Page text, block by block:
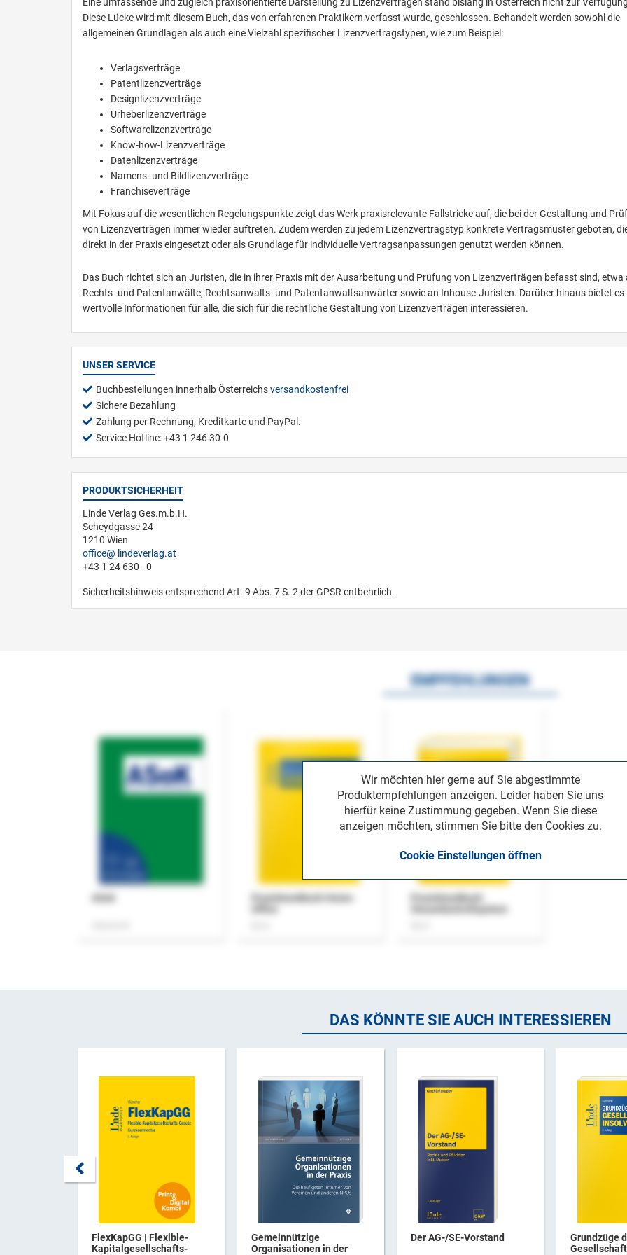
Diese Lücke wird mit diesem Buch, das von erfahrenen Praktikern verfasst wurde, geschlossen. Behandelt werden sowohl die
allgemeinen Grundlagen als auch eine Vielzahl spezifischer Lizenzvertragstypen, wie zum Beispiel:
Verlagsverträge
Patentlizenzverträge
Designlizenzverträge
Urheberlizenzverträge
Softwarelizenzverträge
Know-how-Lizenzverträge
Datenlizenzverträge
Namens- und Bildlizenzverträge
Franchiseverträge
Mit Fokus auf die wesentlichen Regelungspunkte zeigt das Werk praxisrelevante Fallstricke auf, die bei der Gestaltung und
von Lizenzverträgen immer wieder auftreten. Zudem werden zu jedem Lizenzvertragstyp konkrete Vertragsmuster geboten,
direkt in der Praxis eingesetzt oder als Grundlage für individuelle Vertragsanpassungen genutzt werden können.
Das Buch richtet sich an Juristen, die in ihrer Praxis mit der Ausarbeitung und Prüfung von Lizenzverträgen befasst sind, etwa
Rechts- und Patentanwälte, Rechtsanwalts- und Patentanwaltsanwärter sowie an Inhouse-Juristen. Darüber hinaus bietet es
wertvolle Informationen für alle, die sich für die rechtliche Gestaltung von Lizenzverträgen interessieren.
UNSER SERVICE
Buchbestellungen innerhalb Österreichsversandkostenfrei
Sichere Bezahlung
Zahlung per Rechnung, Kreditkarte und PayPal.
Service Hotline: +43 1 246 30-0
PRODUKTSICHERHEIT
Linde Verlag Ges.m.b.H.
Scheydgasse 24
1210 Wien
office
lindeverlag.at
+43 1 24 630 - 0
Sicherheitshinweis entsprechend Art. 9 Abs. 7 S. 2 der GPSR entbehrlich.
Wir möchten hier gerne auf Sie abgestimmte
Produktempfehlungen anzeigen. Leider haben Sie uns
hierfür keine Zustimmung gegeben. Wenn Sie diese
anzeigen möchten, stimmen Sie bitte den Cookies zu.
Cookie Einstellungen öffnen
EMPFEHLUNGEN
Praxishandbuch Home-
Praxishandbuch
DAS KÖNNTE SIE AUCH INTERESSIEREN
FlexKapGG | Flexible-
Kapitalgesellschafts-
Gemeinnützige
Organisationen in der
Der AG-/SE-Vorstand
Grundzüge